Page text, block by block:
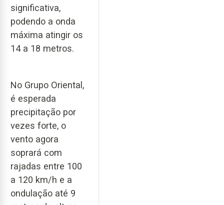
significativa,
podendo a onda
máxima atingir os
14 a 18 metros.
No Grupo Oriental,
é esperada
precipitação por
vezes forte, o
vento agora
soprará com
rajadas entre 100
a 120 km/h e a
ondulação até 9